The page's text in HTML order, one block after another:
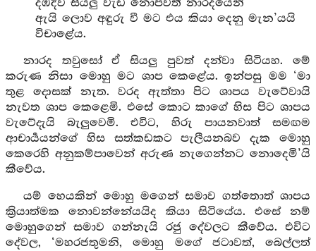
දඹදිව සියලු වැඩ නොපවතී නාරදයෙනි
ඇයි ලොව අඳුරු වී මට එය කියා දෙනු මැන’යයි
විචාළේය.
නාරද තවුසෝ ඒ සියලු පුවත් දන්වා සිටියහ. මේ
කරුණ නිසා මොහු මට ශාප කෙළේය. ඉන්පසු මම ‘මා
තුළ දොසක් නැත. වරද ඇත්තා පිට ශාපය වැටේවායි
නැවත ශාප කෙළෙමි. එසේ කොට කාගේ හිස පිට ශාපය
වැටේදැයි බැලුවෙමි. එවිට, හිරු පායනවාත් සමඟම
ආචාර්‍යයන්ගේ හිස සත්කඩකට පැලීයනබව දැක මොහු
කෙරෙහි අනුකම්පාවෙන් අරුණ නැගෙන්නට නොදෙමි’යි
කීවේය.
යම් හෙයකින් මොහු මගෙන් සමාව ගත්තොත් ශාපය
ක්‍රියාත්මක නොවන්නේයයිද කියා සිටියේය. එසේ නම්
මොහුගෙන් සමාව ගන්නැයි රජු දේවලට කීවේය. එවිට
දේවල, ‘මහරජතුමනි, මොහු මගේ ජටාවත්, බෙල්ලත්